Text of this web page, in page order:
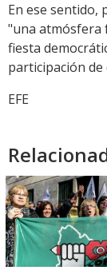
En ese sentido,
"una atmósfera
fiesta
participación de
EFE